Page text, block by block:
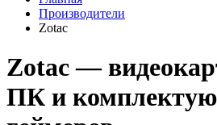
Производители
Zotac
Zotac —
ПК и